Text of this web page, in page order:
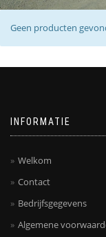
Geen producten
INFORMATIE
Welkom
Contact
Bedrijfsgegevens
Algemene